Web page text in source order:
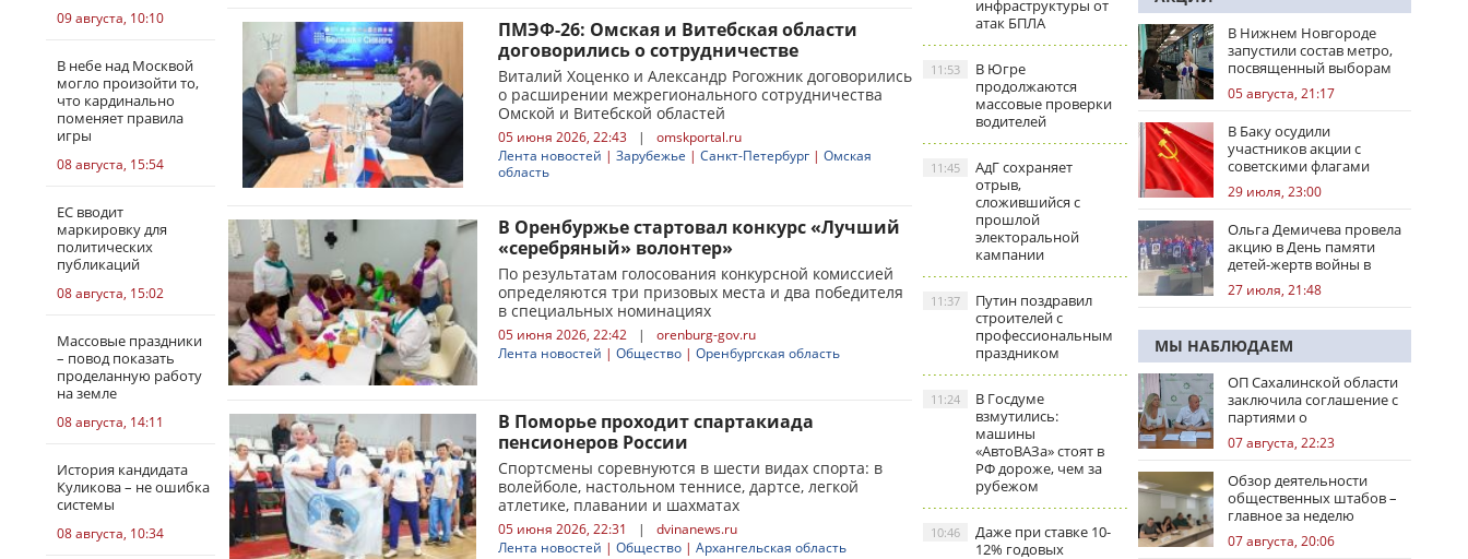
09 августа, 10:10
В небе над Москвой
могло произойти то,
что кардинально
поменяет правила
игры
08 августа, 15:54
ЕС вводит
маркировку для
политических
публикаций
08 августа, 15:02
Массовые праздники
– повод показать
проделанную работу
на земле
08 августа, 14:11
История кандидата
Куликова – не ошибка
системы
08 августа, 10:34
ПМЭФ-26: Омская и Витебская области
договорились о сотрудничестве
Виталий Хоценко и Александр Рогожник договорились
о расширении межрегионального сотрудничества
Омской и Витебской областей
05 июня 2026, 22:43 |
omskportal.ru
Лента новостей | Зарубежье | Санкт-Петербург | Омская
область
В Оренбуржье стартовал конкурс «Лучший
«серебряный» волонтер»
По результатам голосования конкурсной комиссией
определяются три призовых места и два победителя
в специальных номинациях
05 июня 2026, 22:42 |
orenburg-gov.ru
Лента новостей | Общество | Оренбургская область
В Поморье проходит спартакиада
пенсионеров России
Спортсмены соревнуются в шести видах спорта: в
волейболе, настольном теннисе, дартсе, легкой
атлетике, плавании и шахматах
05 июня 2026, 22:31 |
dvinanews.ru
Лента новостей | Общество | Архангельская область
инфраструктуры от
атак БПЛА
В Югре
продолжаются
массовые проверки
водителей
11:53
АдГ сохраняет
отрыв,
сложившийся с
прошлой
электоральной
кампании
11:45
Путин поздравил
строителей с
профессиональным
праздником
11:37
В Госдуме
взмутились:
машины
«АвтоВАЗа» стоят в
РФ дороже, чем за
рубежом
11:24
Даже при ставке 10-
12% годовых
10:46
В Нижнем Новгороде
запустили состав метро,
посвященный выборам
05 августа, 21:17
В Баку осудили
участников акции с
советскими флагами
29 июля, 23:00
Ольга Демичева провела
акцию в День памяти
детей-жертв войны в
Донбассе
27 июля, 21:48
МЫ НАБЛЮДАЕМ
ОП Сахалинской области
заключила соглашение с
партиями о
сотрудничестве на
выборах
07 августа, 22:23
Обзор деятельности
общественных штабов –
главное за неделю
07 августа, 20:06